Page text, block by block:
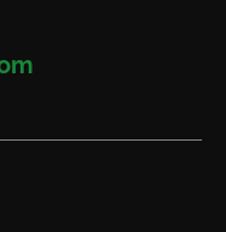
Twitter